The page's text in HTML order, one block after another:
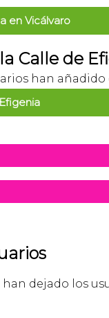
en Vicálvaro
Calle de
han añadido
han dejado los